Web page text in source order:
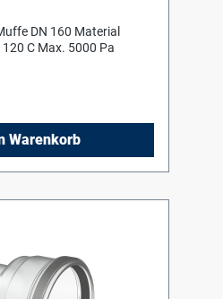
DN 160 Material
C Max. 5000 Pa
Warenkorb